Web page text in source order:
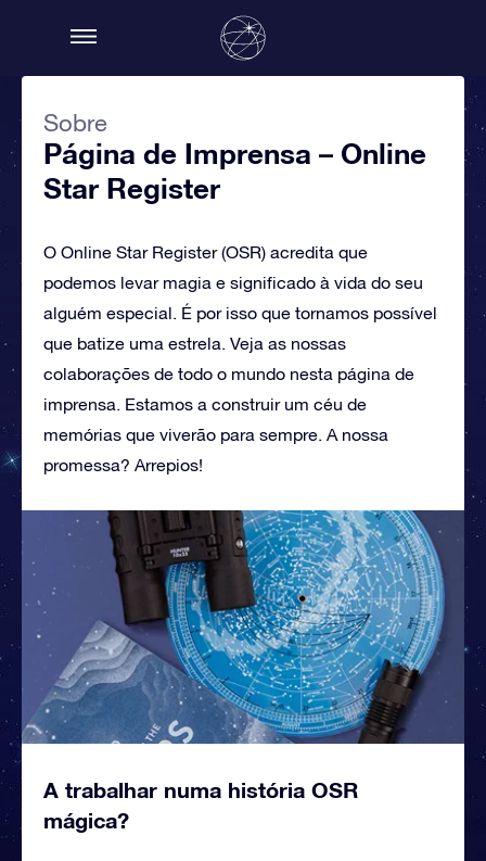
Sobre
Página de Imprensa – Online
Star Register
O Online Star Register (OSR) acredita que
podemos levar magia e significado à vida do seu
alguém especial. É por isso que tornamos possível
que batize uma estrela. Veja as nossas
colaborações de todo o mundo nesta página de
imprensa. Estamos a construir um céu de
memórias que viverão para sempre. A nossa
promessa? Arrepios!
A trabalhar numa história OSR
mágica?